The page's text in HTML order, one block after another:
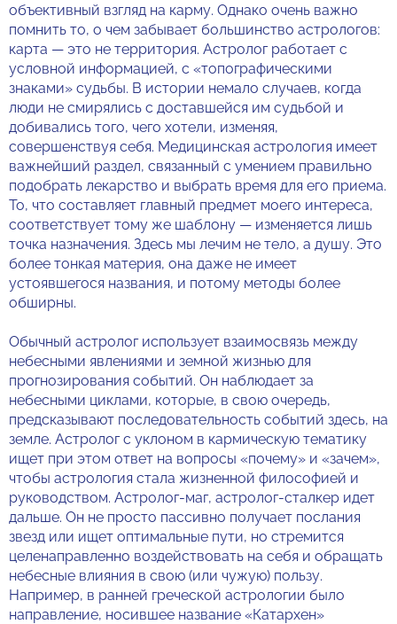
объективный взгляд на карму. Однако очень важно
помнить то, о чем забывает большинство астрологов:
карта — это не территория. Астролог работает с
условной информацией, с «топографическими
знаками» судьбы. В истории немало случаев, когда
люди не смирялись с доставшейся им судьбой и
добивались того, чего хотели, изменяя,
совершенствуя себя. Медицинская астрология имеет
важнейший раздел, связанный с умением правильно
подобрать лекарство и выбрать время для его приема.
То, что составляет главный предмет моего интереса,
соответствует тому же шаблону — изменяется лишь
точка назначения. Здесь мы лечим не тело, а душу. Это
более тонкая материя, она даже не имеет
устоявшегося названия, и потому методы более
обширны.
Обычный астролог использует взаимосвязь между
небесными явлениями и земной жизнью для
прогнозирования событий. Он наблюдает за
небесными циклами, которые, в свою очередь,
предсказывают последовательность событий здесь, на
земле. Астролог с уклоном в кармическую тематику
ищет при этом ответ на вопросы «почему» и «зачем»,
чтобы астрология стала жизненной философией и
руководством. Астролог-маг, астролог-сталкер идет
дальше. Он не просто пассивно получает послания
звезд или ищет оптимальные пути, но стремится
целенаправленно воздействовать на себя и обращать
небесные влияния в свою (или чужую) пользу.
Например, в ранней греческой астрологии было
направление, носившее название «Катархен»